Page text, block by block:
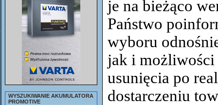
WYSZUKIWANIE AKUMULATORA
PROMOTIVE
je na bieżąco
Państwo
wyboru
jak i możliwości
usunięcia po
dostarczeniu